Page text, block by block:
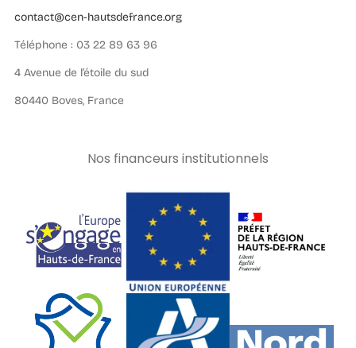
contact@cen-hautsdefrance.org
Téléphone : 03 22 89 63 96
4 Avenue de l’étoile du sud
80440 Boves, France
Nos financeurs institutionnels